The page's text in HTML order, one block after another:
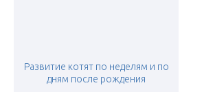
Развитие котят по неделям и по
дням после рождения